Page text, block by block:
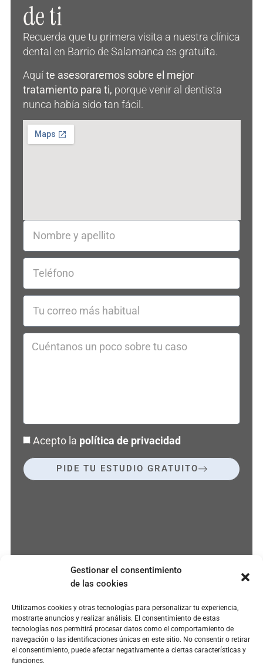
Gestionar el consentimiento
de las cookies
Utilizamos cookies y otras tecnologías para personalizar tu experiencia,
mostrarte anuncios y realizar análisis. El consentimiento de estas
tecnologías nos permitirá procesar datos como el comportamiento de
navegación o las identificaciones únicas en este sitio. No consentir o retirar
el consentimiento, puede afectar negativamente a ciertas características y
funciones.
de ti
Recuerda que tu primera visita a nuestra clínica
dental en Barrio de Salamanca es gratuita.
Aquíte asesoraremos sobre el mejor
tratamiento para ti, porque venir al dentista
nunca había sido tan fácil.
Acepto la política de privacidad
PIDE TU ESTUDIO GRATUITO